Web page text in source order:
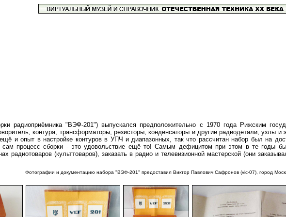
радиоприёмника "ВЭФ-201") выпускался предположительно с 1970 года Рижским
контура, трансформаторы, резисторы, конденсаторы и другие радиодетали, узлы
и опыт в настройке контуров в УПЧ и диапазонных, так что рассчитан набор был на
процесс сборки - это удовольствие ещё то! Самым дефицитом при этом в те годы
радиотоваров (культтоваров), заказать в радио и телевизионной мастерской (они
Фотографии и документацию набора "ВЭФ-201" предоставил Виктор Павлович Сафронов (vic-07), город